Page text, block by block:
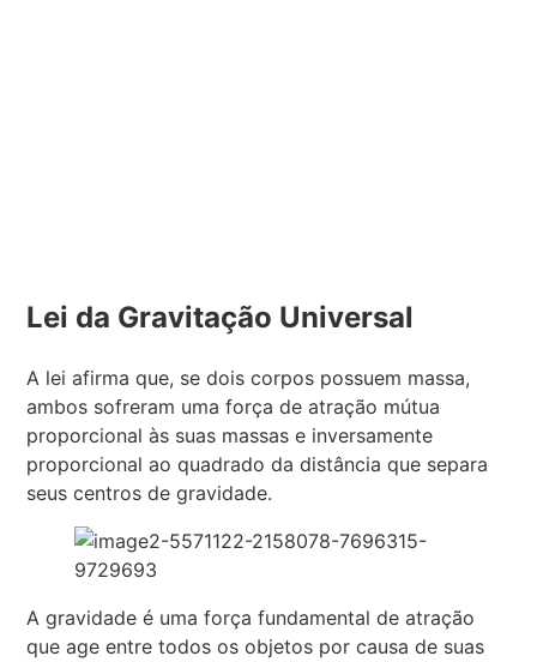
Lei da Gravitação Universal
A lei afirma que, se dois corpos possuem massa,
ambos sofreram uma força de atração mútua
proporcional às suas massas e inversamente
proporcional ao quadrado da distância que separa
seus centros de gravidade.
A gravidade é uma força fundamental de atração
que age entre todos os objetos por causa de suas